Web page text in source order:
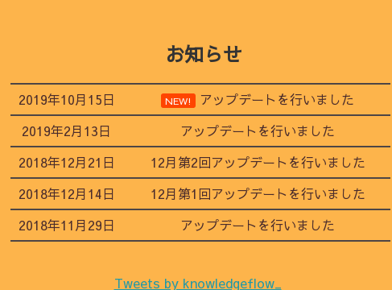
お知らせ
2019年10月15日 NEW!
アップデートを行いました
2019年2月13日
アップデートを行いました
2018年12月21日
12月第2回アップデートを行いました
2018年12月14日
12月第1回アップデートを行いました
2018年11月29日
アップデートを行いました
Tweets by knowledgeflow_